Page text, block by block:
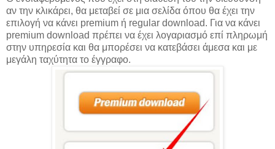
αν την κλικάρει, θα μεταβεί σε μια σελίδα όπου θα έχει την
επιλογή να κάνει premium ή regular download. Για να κάνει
premium download πρέπει να έχει λογαριασμό επί πληρωμή
στην υπηρεσία και θα μπορέσει να κατεβάσει άμεσα και με
μεγάλη ταχύτητα το έγγραφο.